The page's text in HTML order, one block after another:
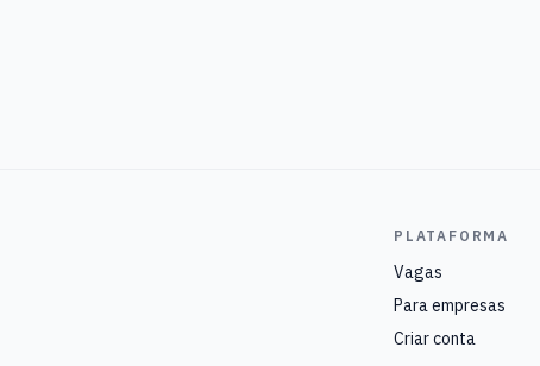
PLATAFORMA
Vagas
Para empresas
Criar conta